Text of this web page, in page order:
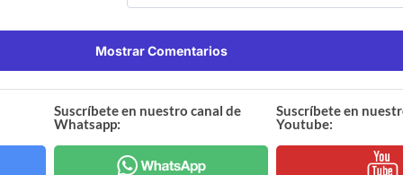
Mostrar Comentarios
Suscríbete en nuestro canal de
Whatsapp:
Suscríbete en
Youtube: